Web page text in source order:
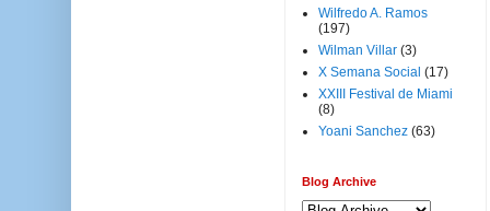
Wilfredo A. Ramos
(197)
Wilman Villar (3)
X Semana Social (17)
XXIII Festival de Miami
(8)
Yoani Sanchez (63)
Blog Archive